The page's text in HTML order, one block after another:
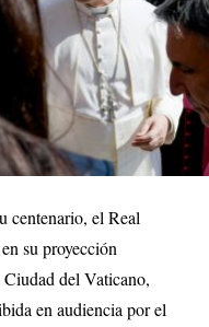
centenario, el Real
su proyección
del Vaticano,
en audiencia por el